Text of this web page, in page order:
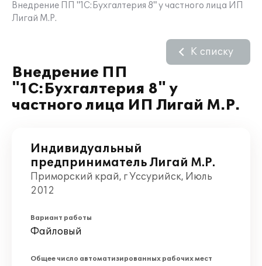
Внедрение ПП "1С:Бухгалтерия 8" у частного лица ИП
Лигай М.Р.
Внедрение ПП
"1С:Бухгалтерия 8" у
частного лица ИП Лигай М.Р.
К списку
Индивидуальный
предприниматель Лигай М.Р.
Приморский край, г Уссурийск, Июль
2012
Вариант работы
Файловый
Общее число автоматизированных рабочих мест